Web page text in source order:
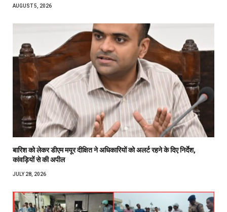
AUGUST 5, 2026
बारिश को लेकर डीएम मयूर दीक्षित ने अधिकारियों को अलर्ट रहने के दिए निर्देश,
कांवड़ियों से की अपील
JULY 28, 2026